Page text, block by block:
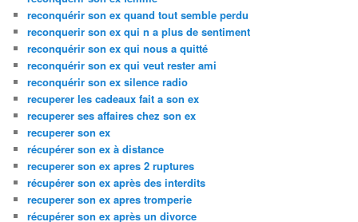
reconquérir son ex quand tout semble perdu
reconquerir son ex qui n a plus de sentiment
reconquérir son ex qui nous a quitté
reconquérir son ex qui veut rester ami
reconquérir son ex silence radio
recuperer les cadeaux fait a son ex
recuperer ses affaires chez son ex
recuperer son ex
récupérer son ex à distance
recuperer son ex apres 2 ruptures
récupérer son ex après des interdits
recuperer son ex apres tromperie
récupérer son ex après un divorce